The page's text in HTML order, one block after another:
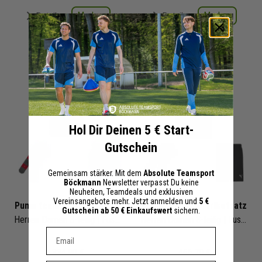
Details Merken
+ 2 Interessenten
Details Merken
+ 1 Interessenten
Puma teamGoal Trikotsatz
334,90 €
Puma teamCUP Trikotsatz
Herren Damen 3-teilig | Fussball Trikot Fussballshort Core Sockenstutzen | Fussball Trikot Set
466,70 €
Hol Dir Deinen 5 € Start-
Gutschein
Gemeinsam stärker. Mit dem Absolute Teamsport
Böckmann Newsletter verpasst Du keine
Neuheiten, Teamdeals und exklusiven
Vereinsangebote mehr. Jetzt anmelden und 5 €
Gutschein ab 50 € Einkaufswert sichern.
Dein E-mail Adresse